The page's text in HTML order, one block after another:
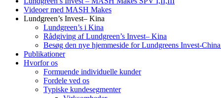
Videoer med MASH Makes
Lundgreen’s Invest– Kina
Lundgreen’s i Kina
Rådgiving af Lundgreen’s Invest– Kina
Besøg den nye hjemmeside for Lundgreens Invest-
Publikationer
Hvorfor os
Formuende individuelle kunder
Fordele ved os
Typiske kundesegmenter